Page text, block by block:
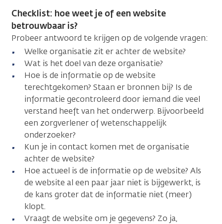
Checklist: hoe weet je of een website
betrouwbaar is?
Probeer antwoord te krijgen op de volgende vragen:
Welke organisatie zit er achter de website?
Wat is het doel van deze organisatie?
Hoe is de informatie op de website
terechtgekomen? Staan er bronnen bij? Is de
informatie gecontroleerd door iemand die veel
verstand heeft van het onderwerp. Bijvoorbeeld
een zorgverlener of wetenschappelijk
onderzoeker?
Kun je in contact komen met de organisatie
achter de website?
Hoe actueel is de informatie op de website? Als
de website al een paar jaar niet is bijgewerkt, is
de kans groter dat de informatie niet (meer)
klopt.
Vraagt de website om je gegevens? Zo ja,